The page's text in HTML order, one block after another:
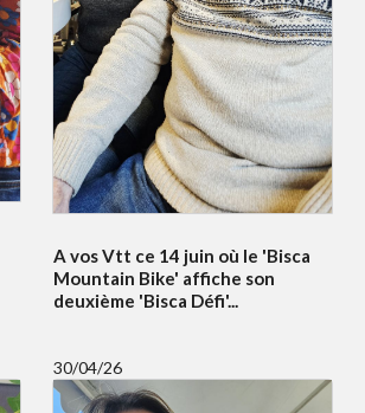
A vos Vtt ce 14 juin où le 'Bisca
Mountain Bike' affiche son
deuxième 'Bisca Défi'...
30/04/26